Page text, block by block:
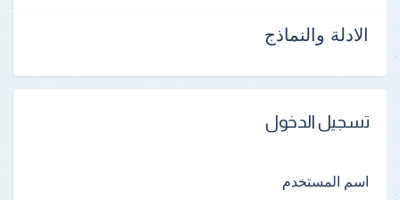
الادلة والنماذج
تسجيل الدخول
اسم المستخدم